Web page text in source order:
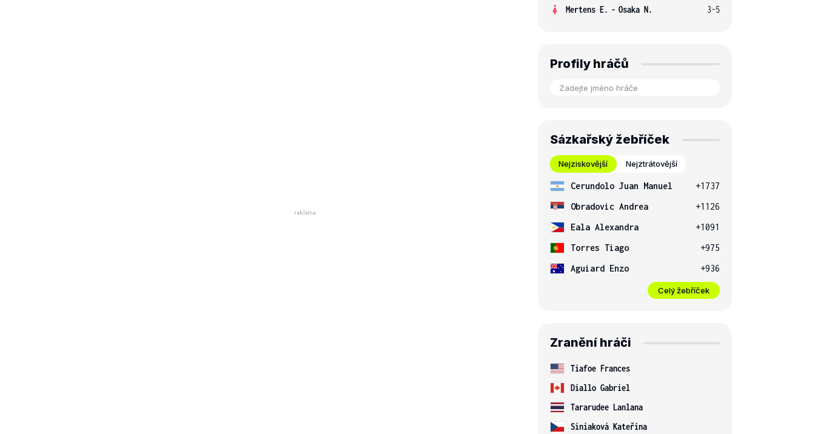
Mertens E. - Osaka N. 3-5
Profily hráčů
Sázkařský žebříček
Nejziskovější Nejztrátovější
Cerundolo Juan Manuel
+1737
Obradovic Andrea
+1126
Eala Alexandra
+1091
Torres Tiago
+975
Aguiard Enzo
+936
Celý žebříček
Zranění hráči
Tiafoe Frances
Diallo Gabriel
Tararudee Lanlana
Siniaková Kateřina